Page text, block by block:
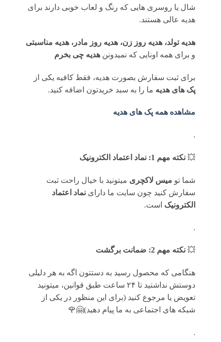
شال یا روسری هایی که رنگ و لعاب خوبی دارند برای
هدیه عالی هستند.
هدیه تولد، هدیه روز زن، هدیه روز مادر، هدیه مناسبتی
و برای همه اونایی که نمیدونن هدیه چی بخرم
برای ثبت سفارش بصورت هدیه، فقط کافیه یکی از
پک های هدیه ما را به سبد خریدتون اضافه کنید.
مشاهده همه پک های هدیه
.
💥 نکته مهم 1: نماد اعتماد الکترونیک
شما تو میس لاکچری میتونید با خیال راحت ثبت
سفارش کنید چون سایت ما دارای نماد اعتماد
الکترونیک است.
.
💥 نکته مهم 2: ضمانت برگشت
هنگامی که محصول رسید به دستتون اگه به هر دلیلی
دوستش نداشتید تا ۲۴ ساعت طبق قوانین، میتونید
تعویض یا مرجوع کنید (برای این منظور در یکی از
شبکه های اجتماعی به ما پیام دهید)🤗🌹
.